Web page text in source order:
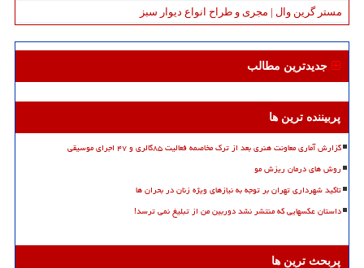
مستر گرین وال | مجری و طراح انواع دیوار سبز
جدیدترین مطالب
پربیننده ترین ها
گزارش آماری معاونت هنری بعد از ترک مخاصمه فعالیت ۸۵گالری و ۴۷ اجرای موسیقی
روش های درمان ریزش مو
تاکید شهرداری تهران بر توجه به نیازهای ویژه زنان در بحران ها
داستان عکسهایی که منتشر نشد دوربین من از تبلیغ نمی ترسد!
پربحث ترین ها